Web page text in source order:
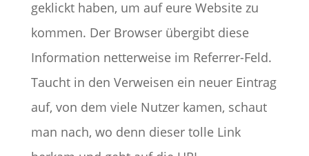
geklickt haben, um auf eure Website zu
kommen. Der Browser übergibt diese
Information netterweise im Referrer-Feld.
Taucht in den Verweisen ein neuer Eintrag
auf, von dem viele Nutzer kamen, schaut
man nach, wo denn dieser tolle Link